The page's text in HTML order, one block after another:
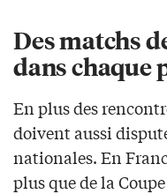
Des matchs
dans chaque
En plus des
doivent aussi
nationales. En
plus que de la